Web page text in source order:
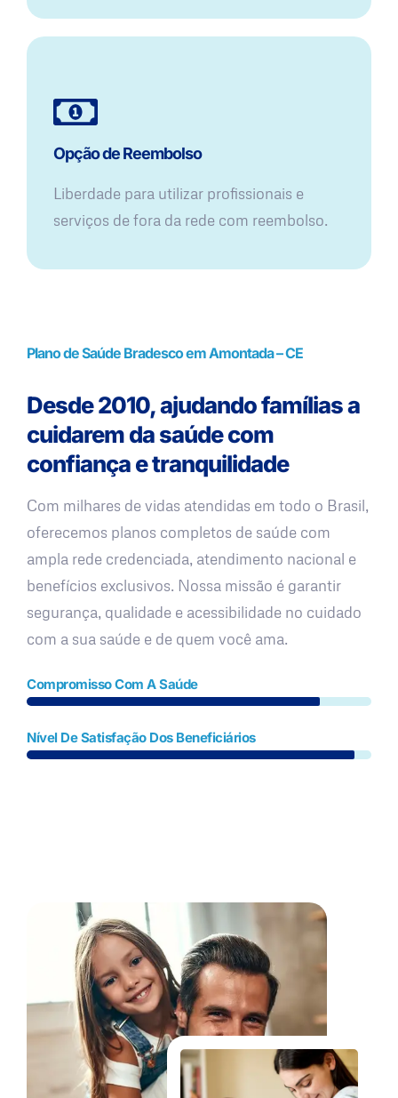
Opção de Reembolso
Liberdade para utilizar profissionais e
serviços de fora da rede com reembolso.
Plano de Saúde Bradesco em Amontada – CE
Desde 2010, ajudando famílias a
cuidarem da saúde com
confiança e tranquilidade
Com milhares de vidas atendidas em todo o Brasil,
oferecemos planos completos de saúde com
ampla rede credenciada, atendimento nacional e
benefícios exclusivos. Nossa missão é garantir
segurança, qualidade e acessibilidade no cuidado
com a sua saúde e de quem você ama.
Compromisso Com A Saúde
Nível De Satisfação Dos Beneficiários